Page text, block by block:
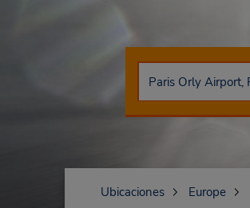
Ubicaciones Europe